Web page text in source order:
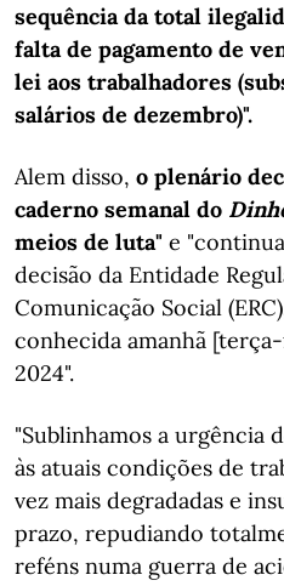
sequência da total
falta de pagamento de
lei aos trabalhadores
salários de dezembro)".
Alem disso, o plenário
caderno semanal do
meios de luta" e
decisão da Entidade
Comunicação Social
conhecida amanhã
2024".
"Sublinhamos a urgência
às atuais condições de
vez mais degradadas e
prazo, repudiando
reféns numa guerra de